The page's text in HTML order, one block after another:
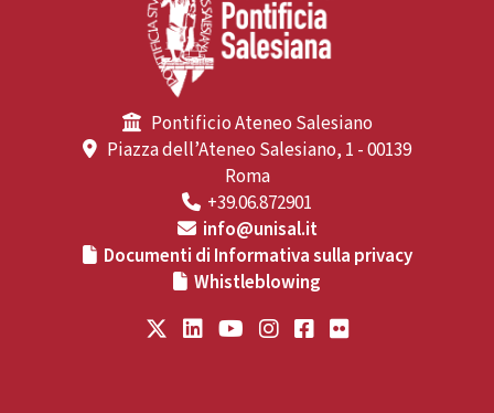
Pontificio Ateneo Salesiano
Piazza dell’Ateneo Salesiano, 1 - 00139
Roma
+39.06.872901
info@unisal.it
Documenti di Informativa sulla privacy
Whistleblowing